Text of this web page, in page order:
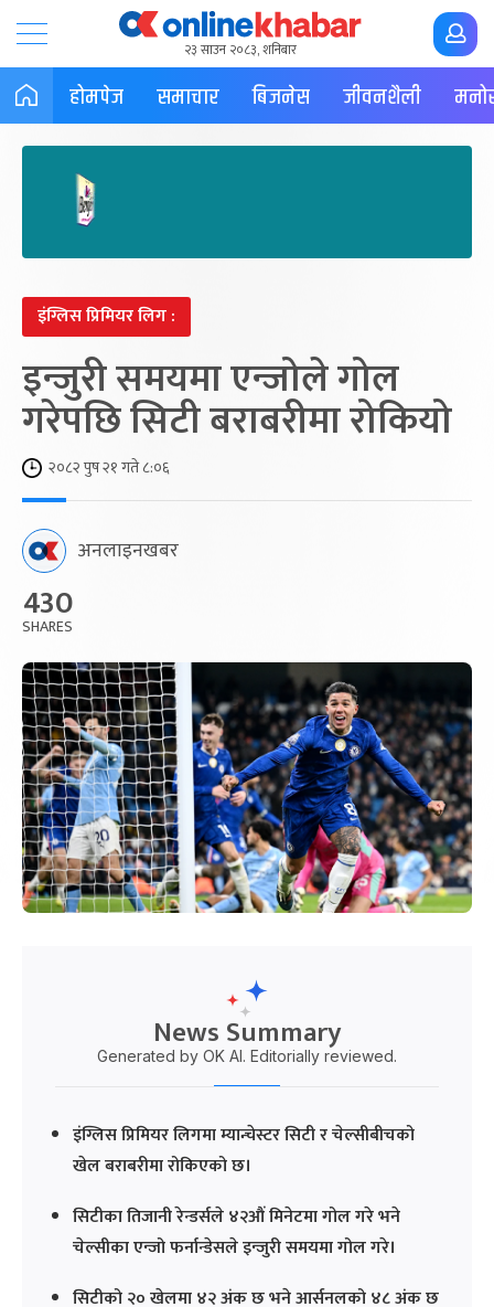
२३ साउन २०८३, शनिबार
होमपेज समाचार बिजनेस जीवनशैली
इंग्लिस प्रिमियर लिग :
इन्जुरी समयमा एन्जोले गोल
गरेपछि सिटी बराबरीमा रोकियो
२०८२ पुष २१ गते ८:०६
अनलाइनखबर
430
SHARES
News Summary
Generated by OK AI. Editorially reviewed.
इंग्लिस प्रिमियर लिगमा म्यान्चेस्टर सिटी र चेल्सीबीचको
खेल बराबरीमा रोकिएको छ।
सिटीका तिजानी रेन्डर्सले ४२औं मिनेटमा गोल गरे भने
चेल्सीका एन्जो फर्नान्डेसले इन्जुरी समयमा गोल गरे।
सिटीको २० खेलमा ४२ अंक छ भने आर्सनलको ४८ अंक छ